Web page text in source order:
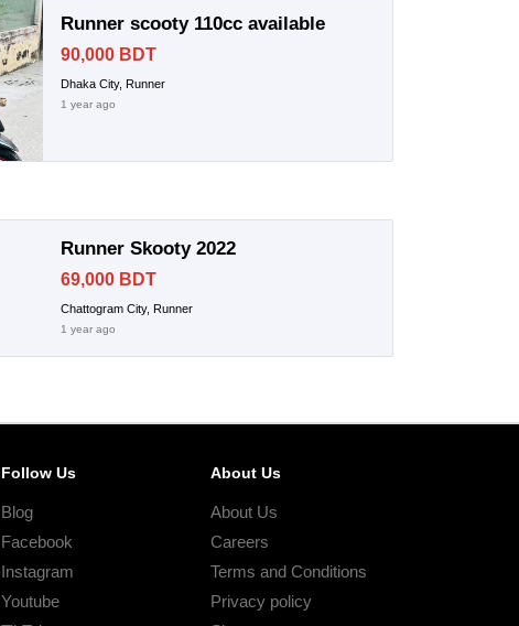
Runner scooty 110cc available
90,000 BDT
Dhaka City, Runner
1 year ago
Runner Skooty 2022
69,000 BDT
Chattogram City, Runner
1 year ago
Follow Us
Blog
Facebook
Instagram
Youtube
About Us
About Us
Careers
Terms and Conditions
Privacy policy